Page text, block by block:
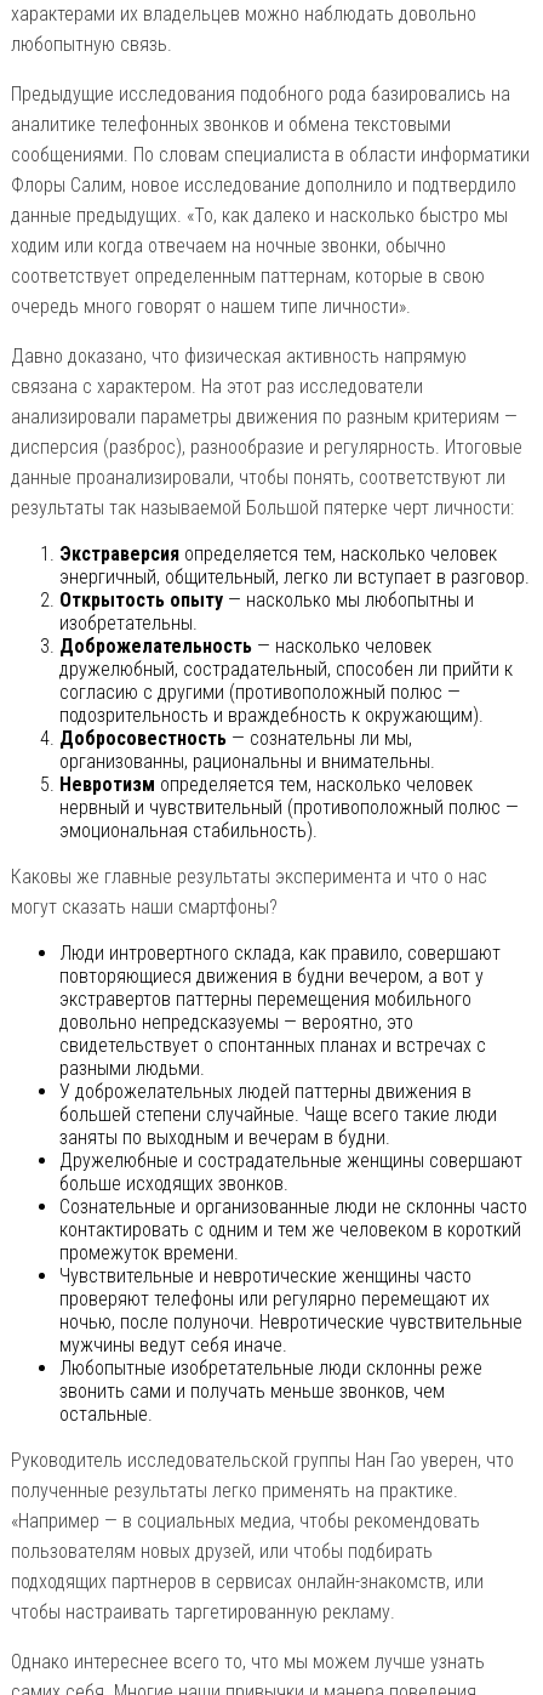
характерами их владельцев можно наблюдать довольно
любопытную связь.
Предыдущие исследования подобного рода базировались на
аналитике телефонных звонков и обмена текстовыми
сообщениями. По словам специалиста в области информатики
Флоры Салим, новое исследование дополнило и подтвердило
данные предыдущих. «То, как далеко и насколько быстро мы
ходим или когда отвечаем на ночные звонки, обычно
соответствует определенным паттернам, которые в свою
очередь много говорят о нашем типе личности».
Давно доказано, что физическая активность напрямую
связана с характером. На этот раз исследователи
анализировали параметры движения по разным критериям —
дисперсия (разброс), разнообразие и регулярность. Итоговые
данные проанализировали, чтобы понять, соответствуют ли
результаты так называемой Большой пятерке черт личности:
Экстраверсияопределяется тем, насколько человек
энергичный, общительный, легко ли вступает в разговор.
Открытость опыту— насколько мы любопытны и
изобретательны.
Доброжелательность— насколько человек
дружелюбный, сострадательный, способен ли прийти к
согласию с другими (противоположный полюс —
подозрительность и враждебность к окружающим).
Добросовестность— сознательны ли мы,
организованны, рациональны и внимательны.
Невротизм определяется тем, насколько человек
нервный и чувствительный (противоположный полюс —
эмоциональная стабильность).
Каковы же главные результаты эксперимента и что о нас
могут сказать наши смартфоны?
Люди интровертного склада, как правило, совершают
повторяющиеся движения в будни вечером, а вот у
экстравертов паттерны перемещения мобильного
довольно непредсказуемы — вероятно, это
свидетельствует о спонтанных планах и встречах с
разными людьми.
У доброжелательных людей паттерны движения в
большей степени случайные. Чаще всего такие люди
заняты по выходным и вечерам в будни.
Дружелюбные и сострадательные женщины совершают
больше исходящих звонков.
Сознательные и организованные люди не склонны часто
контактировать с одним и тем же человеком в короткий
промежуток времени.
Чувствительные и невротические женщины часто
проверяют телефоны или регулярно перемещают их
ночью, после полуночи. Невротические чувствительные
мужчины ведут себя иначе.
Любопытные изобретательные люди склонны реже
звонить сами и получать меньше звонков, чем
остальные.
Руководитель исследовательской группы Нан Гао уверен, что
полученные результаты легко применять на практике.
«Например — в социальных медиа, чтобы рекомендовать
пользователям новых друзей, или чтобы подбирать
подходящих партнеров в сервисах онлайн-знакомств, или
чтобы настраивать таргетированную рекламу.
Однако интереснее всего то, что мы можем лучше узнать